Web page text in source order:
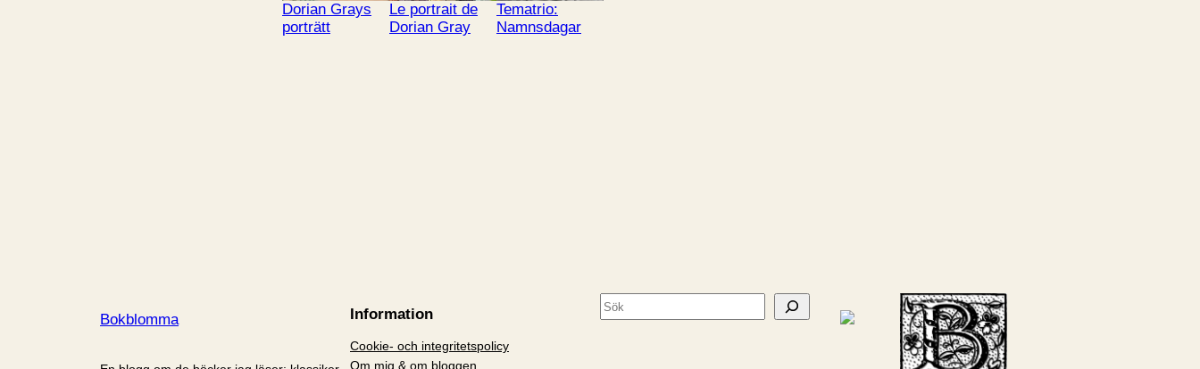
Dorian Grays
porträtt
Le portrait de
Dorian Gray
Tematrio:
Namnsdagar
Bokblomma Information
Cookie- och integritetspolicy
Om mig & om bloggen
S